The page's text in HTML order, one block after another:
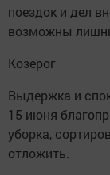
поездок и дел
возможны
Козерог
Выдержка и
15 июня
уборка,
отложить.